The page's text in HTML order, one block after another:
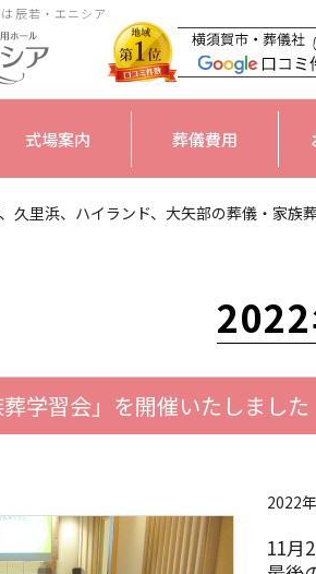
辰若・エニシア
式場案内 葬儀費用
久里浜、ハイランド、大矢部の葬儀・家族
学習会」を開催いたしました
2022
11月